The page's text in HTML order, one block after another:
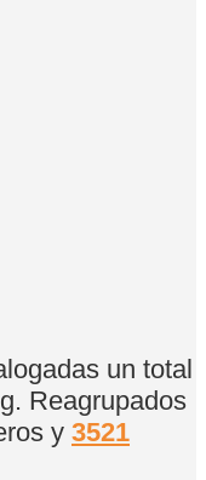
un total
Reagrupados
y 3521